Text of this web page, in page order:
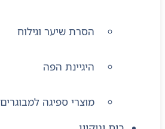
הסרת שיער וגילוח
היגיינת הפה
מוצרי ספיגה למבוגרים